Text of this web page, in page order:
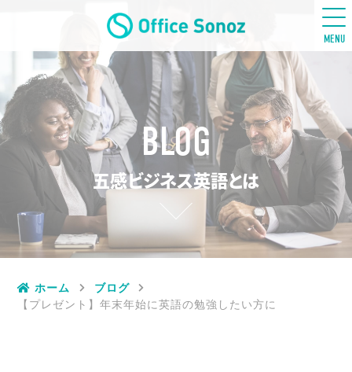
MENU
BLOG
五感ビジネス英語とは
ホーム
ブログ
【プレゼント】年末年始に英語の勉強したい方に